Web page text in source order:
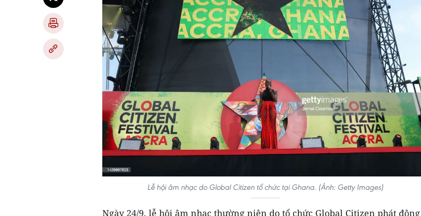
Lễ hội âm nhạc do Global Citizen tổ chức tại Ghana. (Ảnh: Getty Images)
Ngày 24/9, lễ hội âm nhạc thường niên do tổ chức Global Citizen phát động